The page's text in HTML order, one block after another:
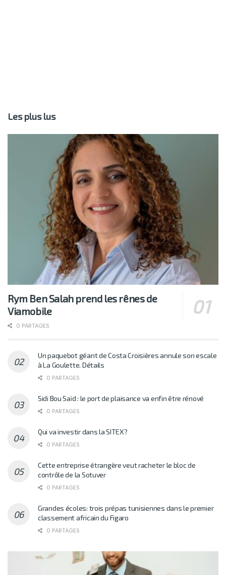
Les plus lus
Rym Ben Salah prend les rênes de
Viamobile
0 PARTAGES
Un paquebot géant de Costa Croisières annule son escale
à La Goulette. Détails
0 PARTAGES
Sidi Bou Saïd : le port de plaisance va enfin être rénové
0 PARTAGES
Qui va investir dans la SITEX?
0 PARTAGES
Cette entreprise étrangère veut racheter le bloc de
contrôle de la Sotuver
0 PARTAGES
Grandes écoles: trois prépas tunisiennes dans le premier
classement africain du Figaro
0 PARTAGES